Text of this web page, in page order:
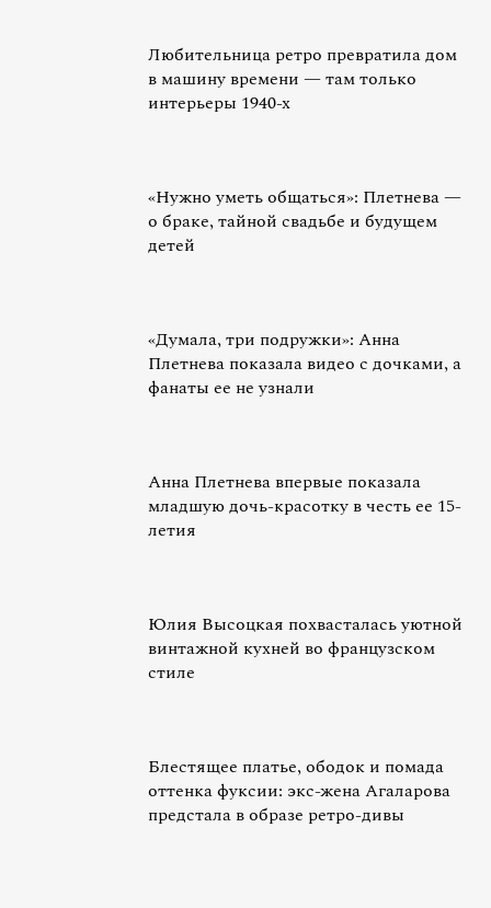
Любительница ретро превратила дом
в машину времени — там только
интерьеры 1940-х
«Нужно уметь общаться»: Плетнева —
о браке, тайной свадьбе и будущем
детей
«Думала, три подружки»: Анна
Плетнева показала видео с дочками, а
фанаты ее не узнали
Анна Плетнева впервые показала
младшую дочь-красотку в честь ее 15-
летия
Юлия Высоцкая похвасталась уютной
винтажной кухней во французском
стиле
Блестящее платье, ободок и помада
оттенка фуксии: экс-жена Агаларова
предстала в образе ретро-дивы